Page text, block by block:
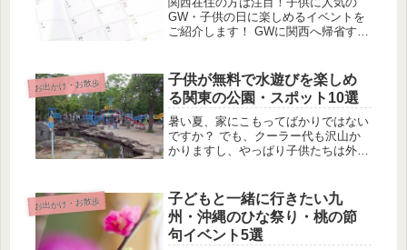
GW・子供の日に楽しめるイベントを
ご紹介します！ GWに関西へ帰省する
てくださいね！兵庫県・GWカーニバ
ル2015場所・兵庫県神戸市中央区北...
お出かけ・お散歩
子供が無料で水遊びを楽しめ
る関東の公園・スポット10選
暑い夏、家にこもってばかりではない
ですか？ でも、クーラー代も沢山か
かりますし、やっぱり子供たちは外で
介します！ 今年の夏は、お得に節電
しながら、楽しく水遊びをしましょ
う！...
お出かけ・お散歩
子どもと一緒に行きたい九
州・沖縄のひな祭り・桃の節
句イベント5選